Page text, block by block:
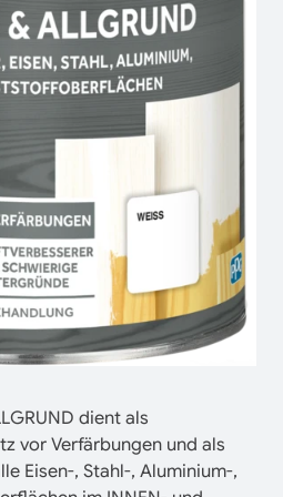
dient als
vor Verfärbungen und als
Eisen-, Stahl-, Aluminium-,